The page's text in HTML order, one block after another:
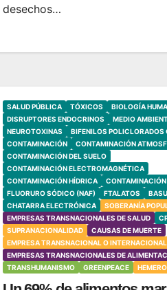
desechos…
SALUD PÚBLICA TÓXICOS BIOLOGÍA
DISRUPTORES ENDOCRINOS
MEDIO
NEUROTOXINAS
BIFENILOS POLICLORADOS
CONTAMINACIÓN
CONTAMINACIÓN
CONTAMINACIÓN DEL SUELO
CONTAMINACIÓN ELECTROMAGNÉTICA
CONTAMINACIÓN HÍDRICA
FLUORURO SÓDICO (NAF)
FTALATOS
CHATARRA ELECTRÓNICA
SOBERANÍA
EMPRESAS TRANSNACIONALES DE SALUD
SUPRANACIONALIDAD
CAUSAS DE MUERTE
EMPRESA TRANSNACIONAL O INTERNACIONAL
EMPRESAS TRANSNACIONALES DE
TRANSHUMANISMO
GREENPEACE